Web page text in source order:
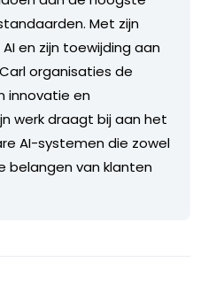
Met zijn
en zijn toewijding aan
organisaties de
innovatie en
werk draagt bij aan het
AI-systemen die zowel
belangen van klanten